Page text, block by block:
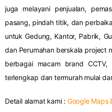
juga melayani penjualan,
pasang, pindah titik, dan
untuk Gedung, Kantor, Pabrik,
dan Perumahan berskala project
berbagai macam brand
terlengkap dan termurah mulai
Detail alamat kami : Google Maps